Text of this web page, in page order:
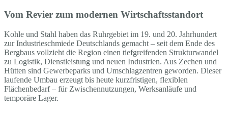
Vom Revier zum modernen Wirtschaftsstandort
Kohle und Stahl haben das Ruhrgebiet im 19. und 20. Jahrhundert
zur Industrieschmiede Deutschlands gemacht – seit dem Ende des
Bergbaus vollzieht die Region einen tiefgreifenden Strukturwandel
zu Logistik, Dienstleistung und neuen Industrien. Aus Zechen und
Hütten sind Gewerbeparks und Umschlagzentren geworden. Dieser
laufende Umbau erzeugt bis heute kurzfristigen, flexiblen
Flächenbedarf – für Zwischennutzungen, Werksanläufe und
temporäre Lager.